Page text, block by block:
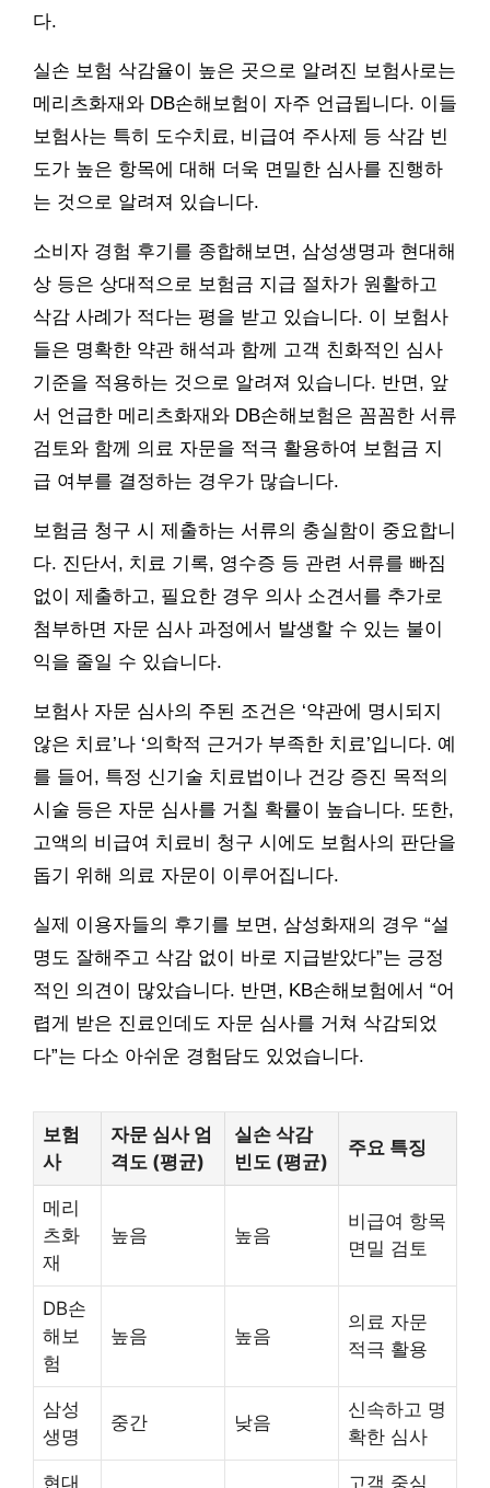
다.
실손 보험 삭감율이 높은 곳으로 알려진 보험사로는
메리츠화재와 DB손해보험이 자주 언급됩니다. 이들
보험사는 특히 도수치료, 비급여 주사제 등 삭감 빈
도가 높은 항목에 대해 더욱 면밀한 심사를 진행하
는 것으로 알려져 있습니다.
소비자 경험 후기를 종합해보면, 삼성생명과 현대해
상 등은 상대적으로 보험금 지급 절차가 원활하고
삭감 사례가 적다는 평을 받고 있습니다. 이 보험사
들은 명확한 약관 해석과 함께 고객 친화적인 심사
기준을 적용하는 것으로 알려져 있습니다. 반면, 앞
서 언급한 메리츠화재와 DB손해보험은 꼼꼼한 서류
검토와 함께 의료 자문을 적극 활용하여 보험금 지
급 여부를 결정하는 경우가 많습니다.
보험금 청구 시 제출하는 서류의 충실함이 중요합니
다. 진단서, 치료 기록, 영수증 등 관련 서류를 빠짐
없이 제출하고, 필요한 경우 의사 소견서를 추가로
첨부하면 자문 심사 과정에서 발생할 수 있는 불이
익을 줄일 수 있습니다.
보험사 자문 심사의 주된 조건은 ‘약관에 명시되지
않은 치료’나 ‘의학적 근거가 부족한 치료’입니다. 예
를 들어, 특정 신기술 치료법이나 건강 증진 목적의
시술 등은 자문 심사를 거칠 확률이 높습니다. 또한,
고액의 비급여 치료비 청구 시에도 보험사의 판단을
돕기 위해 의료 자문이 이루어집니다.
실제 이용자들의 후기를 보면, 삼성화재의 경우 “설
명도 잘해주고 삭감 없이 바로 지급받았다”는 긍정
적인 의견이 많았습니다. 반면, KB손해보험에서 “어
렵게 받은 진료인데도 자문 심사를 거쳐 삭감되었
다”는 다소 아쉬운 경험담도 있었습니다.
보험
사
자문 심사 엄
격도 (평균)
실손 삭감
빈도 (평균)
주요 특징
메리
츠화
재
높음 높음
비급여 항목
면밀 검토
DB손
해보
험
높음 높음
의료 자문
적극 활용
삼성
생명
중간 낮음
신속하고 명
확한 심사
현대 고객 중심